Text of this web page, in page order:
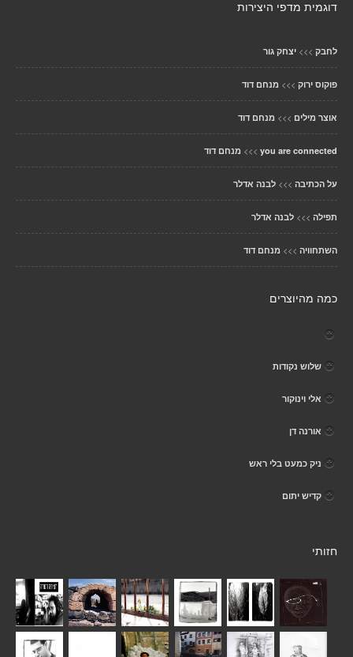
דוגמית מדפי היצירות
לחבק >>> יצחק גור
פוקוס ירוק >>> מנחם דוד
אוצר מילים >>> מנחם דוד
you are connected
>>> מנחם דוד
על הכתיבה >>> לבנה אדלר
תפילה >>> לבנה אדלר
השתחוויה >>> מנחם דוד
כמה מהיוצרים
שלוש נקודות
אלי וינוקור
אורנה דן
ניק כמעט בלי ראש
קדיש יתום
חזותי